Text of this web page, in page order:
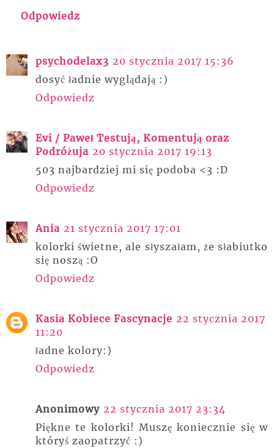
Odpowiedz
psychodelax3 20 stycznia 2017 15:36
dosyć ładnie wyglądają :)
Odpowiedz
Evi / Paweł Testują, Komentują oraz
Podróżuja 20 stycznia 2017 19:13
503 najbardziej mi się podoba <3 :D
Odpowiedz
Ania 21 stycznia 2017 17:01
kolorki świetne, ale słyszałam, że słabiutko
się noszą :O
Odpowiedz
Kasia Kobiece Fascynacje 22 stycznia 2017
11:20
ładne kolory:)
Odpowiedz
Anonimowy 22 stycznia 2017 23:34
Piękne te kolorki! Muszę koniecznie się w
któryś zaopatrzyć :)